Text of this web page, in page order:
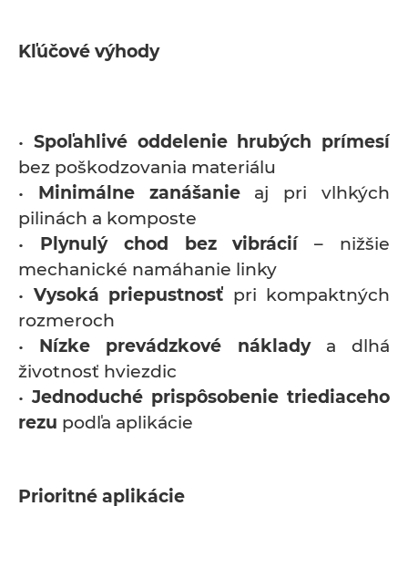
Kľúčové výhody
• Spoľahlivé oddelenie hrubých prímesí
bez poškodzovania materiálu
• Minimálne zanášanieaj pri vlhkých
pilinách a komposte
• Plynulý chod bez vibrácií– nižšie
mechanické namáhanie linky
• Vysoká priepustnosť pri kompaktných
rozmeroch
• Nízke prevádzkové nákladya dlhá
životnosť hviezdic
• Jednoduché prispôsobenie triediaceho
rezu podľa aplikácie
Prioritné aplikácie